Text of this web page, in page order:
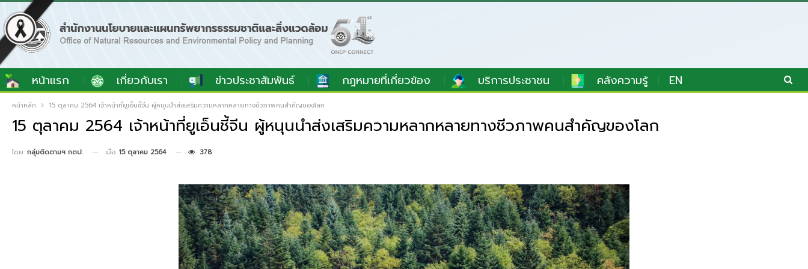
หน้าแรก เกี่ยวกับเรา ข่าวประชาสัมพันธ์ กฎหมายที่เกี่ยวข้อง บริการประชาชน คลังความรู้ EN
หน้าหลัก 15 ตุลาคม 2564 เจ้าหน้าที่ยูเอ็นชี้จีน ผู้หนุนนำส่งเสริมความหลากหลายทางชีวภาพคนสำคัญของโลก
15 ตุลาคม 2564 เจ้าหน้าที่ยูเอ็นชี้จีน ผู้หนุนนำส่งเสริมความหลากหลายทางชีวภาพคนสำคัญของโลก
โดย กลุ่มติดตามฯ กตป. เมื่อ 15 ตุลาคม 2564 378